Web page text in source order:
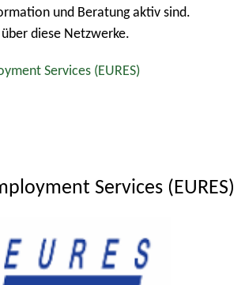
und Beratung aktiv sind.
diese Netzwerke.
Services (EURES)
Services (EURES)